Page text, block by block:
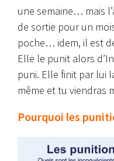
une semaine… mais
de sortie pour un
poche… idem, il est
Elle le punit alors
puni. Elle finit par lui
même et tu viendras
Pourquoi les